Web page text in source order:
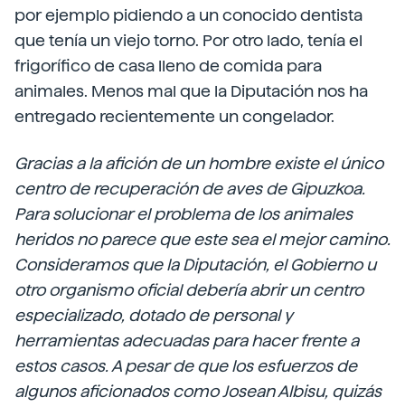
por ejemplo pidiendo a un conocido dentista
que tenía un viejo torno. Por otro lado, tenía el
frigorífico de casa lleno de comida para
animales. Menos mal que la Diputación nos ha
entregado recientemente un congelador.
Gracias a la afición de un hombre existe el único
centro de recuperación de aves de Gipuzkoa.
Para solucionar el problema de los animales
heridos no parece que este sea el mejor camino.
Consideramos que la Diputación, el Gobierno u
otro organismo oficial debería abrir un centro
especializado, dotado de personal y
herramientas adecuadas para hacer frente a
estos casos. A pesar de que los esfuerzos de
algunos aficionados como Josean Albisu, quizás